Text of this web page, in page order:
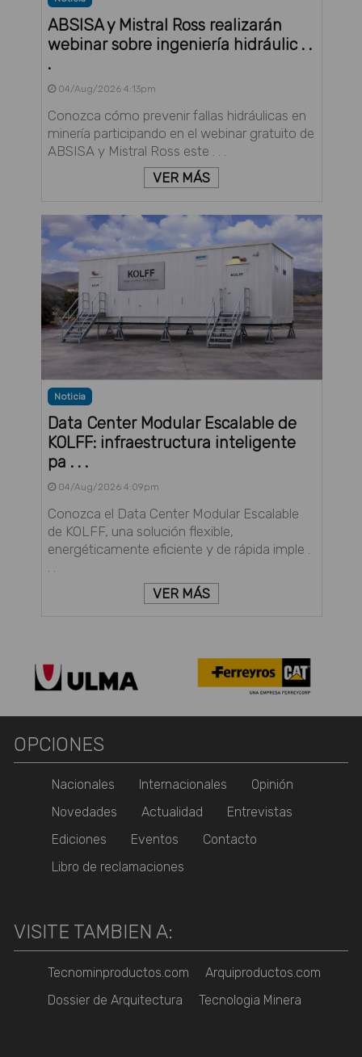
ABSISA y Mistral Ross realizarán
webinar sobre ingeniería hidráulic . .
.
04/Aug/2026 4:13pm
Conozca cómo prevenir fallas hidráulicas en
minería participando en el webinar gratuito de
ABSISA y Mistral Ross este . . .
VER MÁS
Noticia
Data Center Modular Escalable de
KOLFF: infraestructura inteligente
pa . . .
04/Aug/2026 4:09pm
Conozca el Data Center Modular Escalable
de KOLFF, una solución flexible,
energéticamente eficiente y de rápida imple .
VER MÁS
OPCIONES
Nacionales Internacionales
Opinión
Novedades
Actualidad
Entrevistas
Ediciones
Eventos
Contacto
Libro de reclamaciones
VISITE TAMBIEN A:
Tecnominproductos.com
Arquiproductos.com
Dossier de Arquitectura
Tecnologia Minera